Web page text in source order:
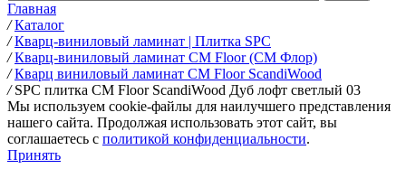
Главная
/ Каталог
/ Кварц-виниловый ламинат | Плитка SPC
/ Кварц-виниловый ламинат CM Floor (СМ Флор)
/ Кварц виниловый ламинат CM Floor ScandiWood
/ SPC плитка CM Floor ScandiWood Дуб лофт светлый 03
Мы используем cookie-файлы для наилучшего представления
нашего сайта. Продолжая использовать этот сайт, вы
соглашаетесь c политикой конфиденциальности.
Принять